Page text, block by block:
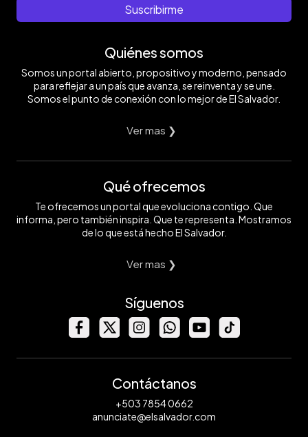
Suscribirme
Quiénes somos
Somos un portal abierto, propositivo y moderno, pensado
para reflejar a un país que avanza, se reinventa y se une.
Somos el punto de conexión con lo mejor de El Salvador.
Ver mas ❯
Qué ofrecemos
Te ofrecemos un portal que evoluciona contigo. Que
informa, pero también inspira. Que te representa. Mostramos
de lo que está hecho El Salvador.
Ver mas ❯
Síguenos
Contáctanos
+503 7854 0662
anunciate@elsalvador.com